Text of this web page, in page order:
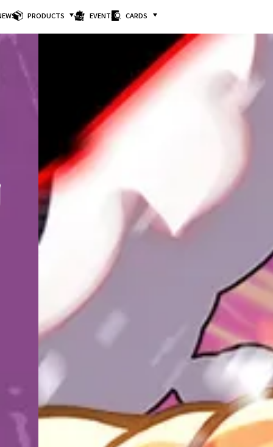
PRODUCTS EVENTS CARDS